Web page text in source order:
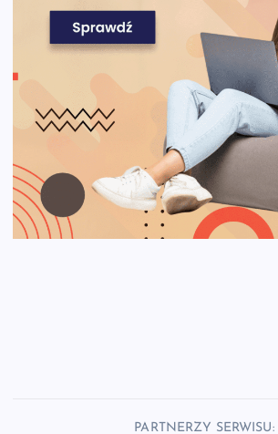
PARTNERZY SERWISU: